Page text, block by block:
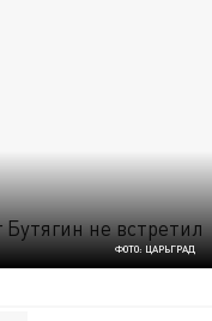
ФОТО: ЦАРЬГРАД